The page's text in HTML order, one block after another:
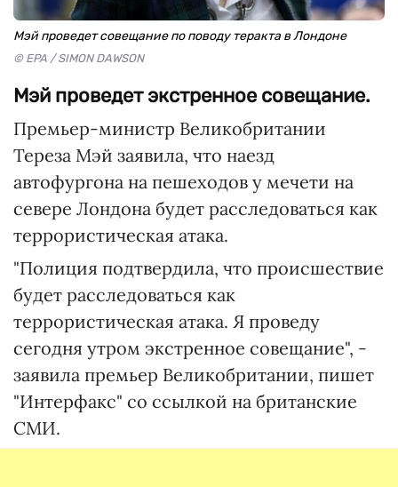
Мэй проведет совещание по поводу теракта в Лондоне
© EPA / SIMON DAWSON
Мэй проведет экстренное совещание.
Премьер-министр Великобритании
Тереза Мэй заявила, что наезд
автофургона на пешеходов у мечети на
севере Лондона будет расследоваться как
террористическая атака.
"Полиция подтвердила, что происшествие
будет расследоваться как
террористическая атака. Я проведу
сегодня утром экстренное совещание", -
заявила премьер Великобритании, пишет
"Интерфакс" со ссылкой на британские
СМИ.